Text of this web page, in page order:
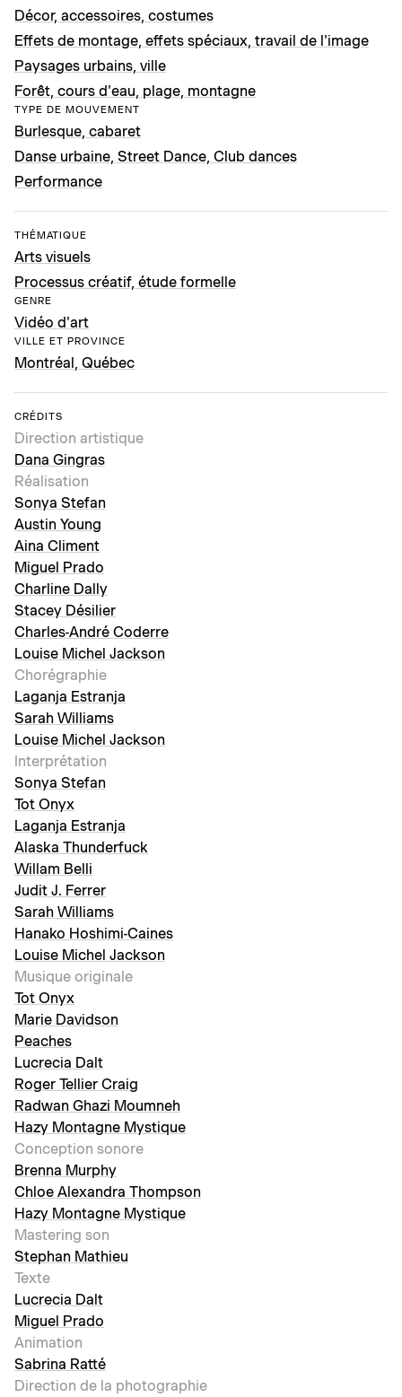
Décor, accessoires, costumes
Effets de montage, effets spéciaux, travail de l'image
Paysages urbains, ville
Forêt, cours d'eau, plage, montagne
TYPE DE MOUVEMENT
Burlesque, cabaret
Danse urbaine, Street Dance, Club dances
Performance
THÉMATIQUE
Arts visuels
Processus créatif, étude formelle
GENRE
Vidéo d'art
VILLE ET PROVINCE
Montréal, Québec
CRÉDITS
Direction artistique
Dana Gingras
Réalisation
Sonya Stefan
Austin Young
Aina Climent
Miguel Prado
Charline Dally
Stacey Désilier
Charles-André Coderre
Louise Michel Jackson
Chorégraphie
Laganja Estranja
Sarah Williams
Louise Michel Jackson
Interprétation
Sonya Stefan
Tot Onyx
Laganja Estranja
Alaska Thunderfuck
Willam Belli
Judit J. Ferrer
Sarah Williams
Hanako Hoshimi-Caines
Louise Michel Jackson
Musique originale
Tot Onyx
Marie Davidson
Peaches
Lucrecia Dalt
Roger Tellier Craig
Radwan Ghazi Moumneh
Hazy Montagne Mystique
Conception sonore
Brenna Murphy
Chloe Alexandra Thompson
Hazy Montagne Mystique
Mastering son
Stephan Mathieu
Texte
Lucrecia Dalt
Miguel Prado
Animation
Sabrina Ratté
Direction de la photographie